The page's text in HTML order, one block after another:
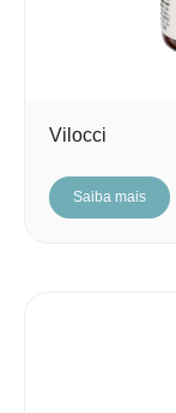
Vilocci
Saiba mais